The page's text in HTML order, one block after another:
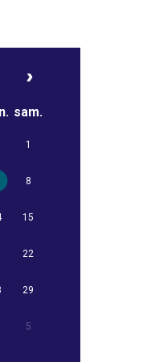
sam.
1
8
15
22
29
5